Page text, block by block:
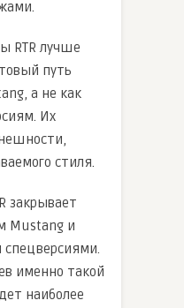
RTR лучше
путь
а не как
Их
стиля.
закрывает
Mustang и
именно такой
наиболее